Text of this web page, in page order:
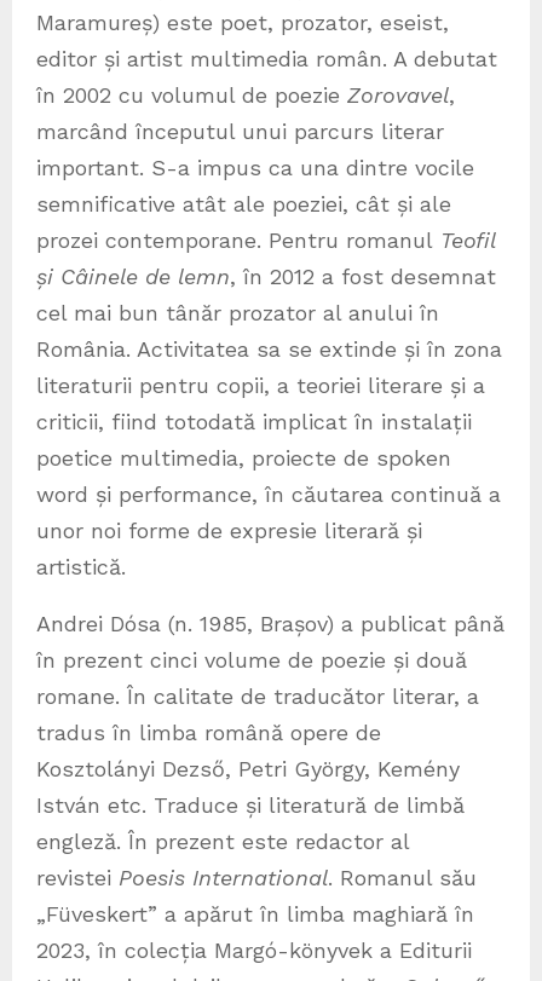
Maramureș) este poet, prozator, eseist,
editor și artist multimedia român. A debutat
în 2002 cu volumul de poezie Zorovavel,
marcând începutul unui parcurs literar
important. S-a impus ca una dintre vocile
semnificative atât ale poeziei, cât și ale
prozei contemporane. Pentru romanul Teofil
și Câinele de lemn, în 2012 a fost desemnat
cel mai bun tânăr prozator al anului în
România. Activitatea sa se extinde și în zona
literaturii pentru copii, a teoriei literare și a
criticii, fiind totodată implicat în instalații
poetice multimedia, proiecte de spoken
word și performance, în căutarea continuă a
unor noi forme de expresie literară și
artistică.
Andrei Dósa (n. 1985, Brașov) a publicat până
în prezent cinci volume de poezie și două
romane. În calitate de traducător literar, a
tradus în limba română opere de
Kosztolányi Dezső, Petri György, Kemény
István etc. Traduce și literatură de limbă
engleză. În prezent este redactor al
revistei Poesis International. Romanul său
„Füveskert” a apărut în limba maghiară în
2023, în colecția Margó-könyvek a Editurii